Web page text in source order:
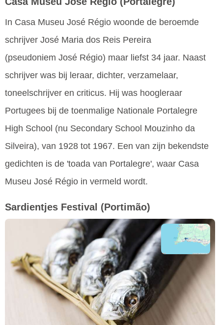
In Casa Museu José Régio woonde de beroemde
schrijver José Maria dos Reis Pereira
(pseudoniem José Régio) maar liefst 34 jaar. Naast
schrijver was bij leraar, dichter, verzamelaar,
toneelschrijver en criticus. Hij was hoogleraar
Portugees bij de toenmalige Nationale Portalegre
High School (nu Secondary School Mouzinho da
Silveira), van 1928 tot 1967. Een van zijn bekendste
gedichten is de 'toada van Portalegre', waar Casa
Museu José Régio in vermeld wordt.
Sardientjes Festival (Portimão)